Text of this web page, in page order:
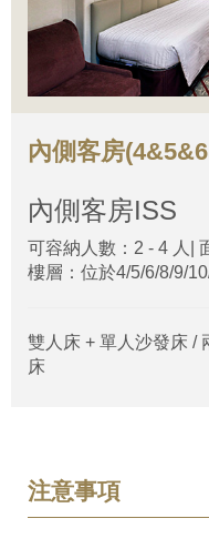
內側客房
內側客房ISS
可容納人數：2 - 4 人|
樓層：位於4/5/6/8/9/
雙人床 + 單人沙發床 /
床
注意事項